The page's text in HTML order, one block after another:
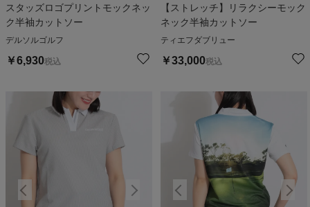
スタッズロゴプリントモックネッ
ク半袖カットソー
デルソルゴルフ
￥6,930税込
【ストレッチ】リラクシーモック
ネック半袖カットソー
ティエフダブリュー
￥33,000税込